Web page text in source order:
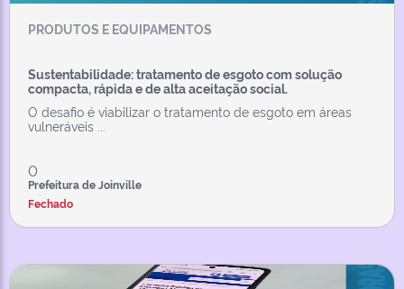
PRODUTOS E EQUIPAMENTOS
Sustentabilidade: tratamento de esgoto com solução
compacta, rápida e de alta aceitação social.
O desafio é viabilizar o tratamento de esgoto em áreas
vulneráveis ...
0
Prefeitura de Joinville
Fechado